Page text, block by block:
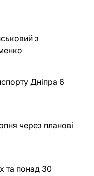
з
Дніпра 6
через планові
та понад 30